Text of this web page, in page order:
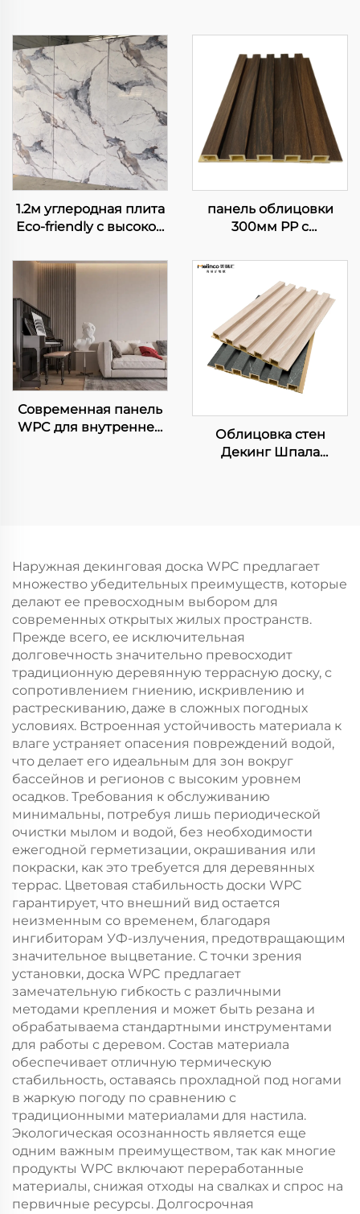
1.2м углеродная плита
Eco-friendly с высокой
мрамора, гибкий лист
отделки панели
панель облицовки
300мм PP с
покрытием, широко
используемая
интегрированная
панель для
внутренней отделки
Современная панель
WPC для внутренней
Облицовка стен
Декинг Шпала
Наружная декинговая доска WPC предлагает
множество убедительных преимуществ, которые
делают ее превосходным выбором для
современных открытых жилых пространств.
Прежде всего, ее исключительная
долговечность значительно превосходит
традиционную деревянную террасную доску, с
сопротивлением гниению, искривлению и
растрескиванию, даже в сложных погодных
условиях. Встроенная устойчивость материала к
влаге устраняет опасения повреждений водой,
что делает его идеальным для зон вокруг
бассейнов и регионов с высоким уровнем
осадков. Требования к обслуживанию
минимальны, потребуя лишь периодической
очистки мылом и водой, без необходимости
ежегодной герметизации, окрашивания или
покраски, как это требуется для деревянных
террас. Цветовая стабильность доски WPC
гарантирует, что внешний вид остается
неизменным со временем, благодаря
ингибиторам УФ-излучения, предотвращающим
значительное выцветание. С точки зрения
установки, доска WPC предлагает
замечательную гибкость с различными
методами крепления и может быть резана и
обрабатываема стандартными инструментами
для работы с деревом. Состав материала
обеспечивает отличную термическую
стабильность, оставаясь прохладной под ногами
в жаркую погоду по сравнению с
традиционными материалами для настила.
Экологическая осознанность является еще
одним важным преимуществом, так как многие
продукты WPC включают переработанные
материалы, снижая отходы на свалках и спрос на
первичные ресурсы. Долгосрочная